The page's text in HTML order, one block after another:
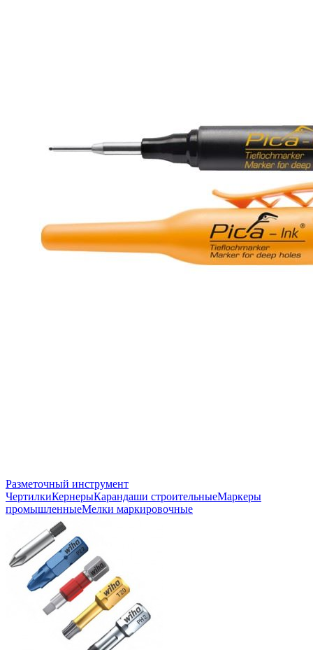
Разметочный инструмент
ЧертилкиКернерыКарандаши строительныеМаркеры
промышленныеМелки маркировочные